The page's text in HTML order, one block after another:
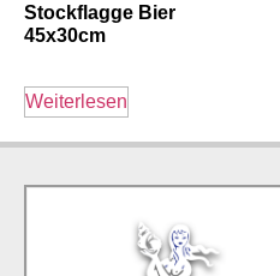
Stockflagge Bier
45x30cm
Weiterlesen